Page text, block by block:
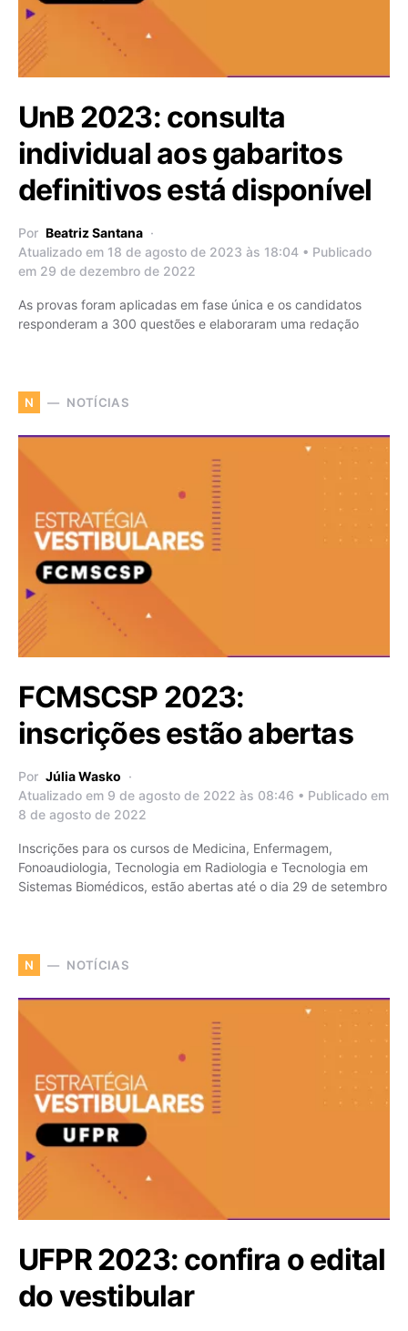
UnB 2023: consulta
individual aos gabaritos
definitivos está disponível
Por Beatriz Santana
Atualizado em 18 de agosto de 2023 às 18:04 • Publicado
em 29 de dezembro de 2022
As provas foram aplicadas em fase única e os candidatos
responderam a 300 questões e elaboraram uma redação
N NOTÍCIAS
FCMSCSP 2023:
inscrições estão abertas
Por Júlia Wasko
Atualizado em 9 de agosto de 2022 às 08:46 • Publicado em
8 de agosto de 2022
Inscrições para os cursos de Medicina, Enfermagem,
Fonoaudiologia, Tecnologia em Radiologia e Tecnologia em
Sistemas Biomédicos, estão abertas até o dia 29 de setembro
N NOTÍCIAS
UFPR 2023: confira o edital
do vestibular